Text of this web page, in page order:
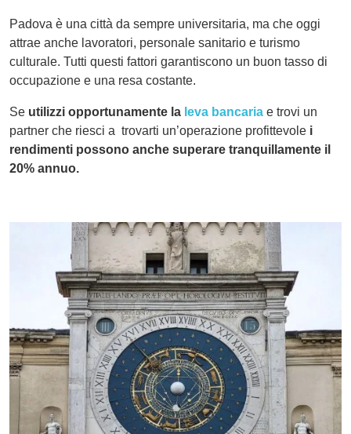
Padova è una città da sempre universitaria, ma che oggi
attrae anche lavoratori, personale sanitario e turismo
culturale. Tutti questi fattori garantiscono un buon tasso di
occupazione e una resa costante.
Se utilizzi opportunamente la leva bancaria e trovi un
partner che riesci a trovarti un’operazione profittevole i
rendimenti possono anche superare tranquillamente il
20% annuo.